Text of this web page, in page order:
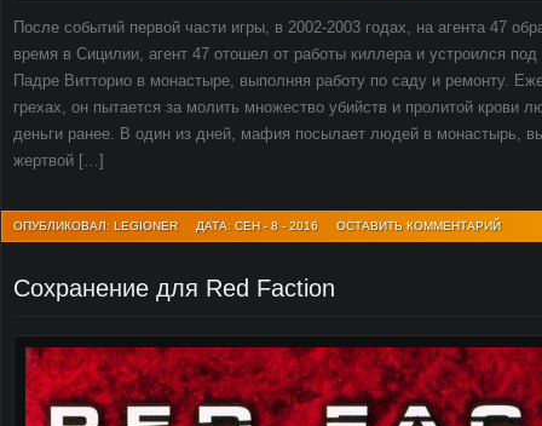
После событий первой части игры, в 2002-2003 годах, на агента 47
время в Сицилии, агент 47 отошел от работы киллера и устроился
Падре Витторио в монастыре, выполняя работу по саду и ремонту.
грехах, он пытается за молить множество убийств и пролитой крови
деньги ранее. В один из дней, мафия посылает людей в монастырь,
жертвой […]
ОПУБЛИКОВАЛ: LEGIONER ДАТА: СЕН - 8 - 2016 ОСТАВИТЬ КОММЕНТАРИЙ
Сохранение для Red Faction